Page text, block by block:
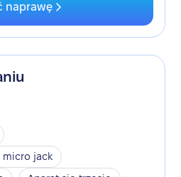
naprawę
micro jack